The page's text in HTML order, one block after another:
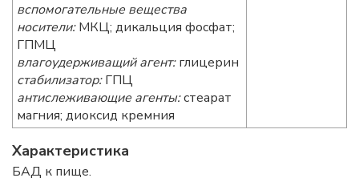
вспомогательные вещества
носители:МКЦ; дикальция фосфат;
ГПМЦ
влагоудерживащий агент:глицерин
стабилизатор:ГПЦ
антислеживающие агенты:стеарат
магния; диоксид кремния
Характеристика
БАД к пище.